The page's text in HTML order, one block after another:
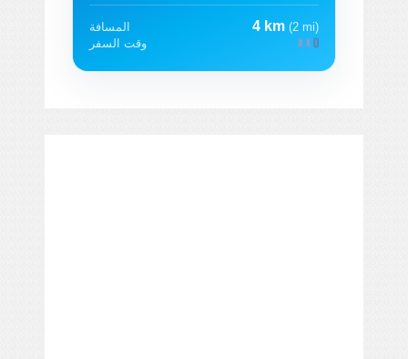
المسافة 4 km (2 mi)
وقت السفر